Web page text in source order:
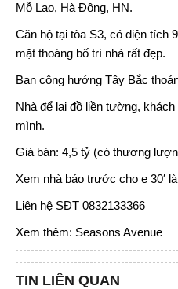
Mỗ Lao, Hà Đông, HN.
Căn hộ tại tòa S3, có diện tích
mặt thoáng bố trí nhà rất đẹp.
Ban công hướng Tây Bắc
Nhà để lại đồ liền tường,
mình.
Giá bán: 4,5 tỷ (có thương
Xem nhà báo trước cho e 30′
Liên hệ SĐT 0832133366
Xem thêm: Seasons Avenue
TIN LIÊN QUAN